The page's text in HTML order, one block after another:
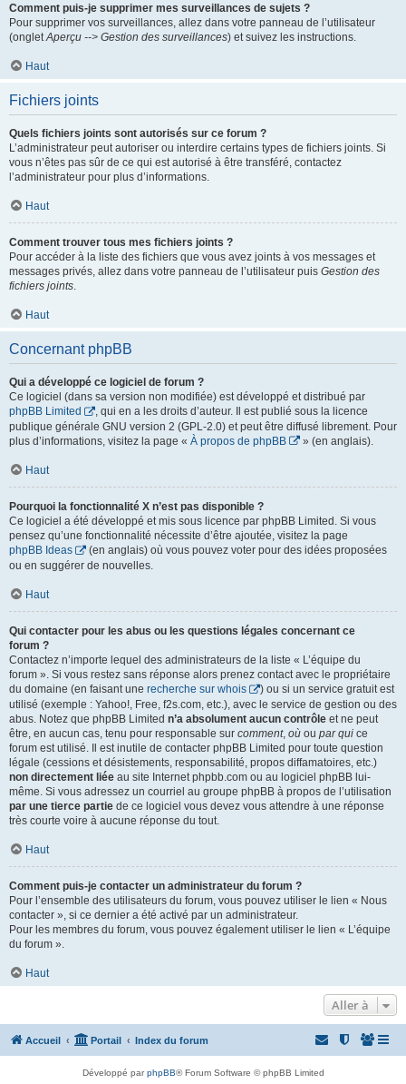
Comment puis-je supprimer mes surveillances de sujets ?
Pour supprimer vos surveillances, allez dans votre panneau de l’utilisateur
(ongletAperçu --> Gestion des surveillances) et suivez les instructions.
Haut
Fichiers joints
Quels fichiers joints sont autorisés sur ce forum ?
L’administrateur peut autoriser ou interdire certains types de fichiers joints. Si
vous n’êtes pas sûr de ce qui est autorisé à être transféré, contactez
l’administrateur pour plus d’informations.
Haut
Comment trouver tous mes fichiers joints ?
Pour accéder à la liste des fichiers que vous avez joints à vos messages et
messages privés, allez dans votre panneau de l’utilisateur puis Gestion des
fichiers joints.
Haut
Concernant phpBB
Qui a développé ce logiciel de forum ?
Ce logiciel (dans sa version non modifiée) est développé et distribué par
phpBB Limited
, qui en a les droits d’auteur. Il est publié sous la licence
publique générale GNU version 2 (GPL-2.0) et peut être diffusé librement. Pour
plus d’informations, visitez la page « À propos de phpBB » (en anglais).
Haut
Pourquoi la fonctionnalité X n’est pas disponible ?
Ce logiciel a été développé et mis sous licence par phpBB Limited. Si vous
pensez qu’une fonctionnalité nécessite d’être ajoutée, visitez la page
phpBB Ideas
(en anglais) où vous pouvez voter pour des idées proposées
ou en suggérer de nouvelles.
Haut
Qui contacter pour les abus ou les questions légales concernant ce
forum ?
Contactez n’importe lequel des administrateurs de la liste « L’équipe du
forum ». Si vous restez sans réponse alors prenez contact avec le propriétaire
du domaine (en faisant une recherche sur whois
) ou si un service gratuit est
utilisé (exemple : Yahoo!, Free, f2s.com, etc.), avec le service de gestion ou des
abus. Notez que phpBB Limited n’a absolument aucun contrôle et ne peut
être, en aucun cas, tenu pour responsable sur comment, où ou par qui ce
forum est utilisé. Il est inutile de contacter phpBB Limited pour toute question
légale (cessions et désistements, responsabilité, propos diffamatoires, etc.)
non directement liée au site Internet phpbb.com ou au logiciel phpBB lui-
même. Si vous adressez un courriel au groupe phpBB à propos de l’utilisation
par une tierce partie de ce logiciel vous devez vous attendre à une réponse
très courte voire à aucune réponse du tout.
Haut
Comment puis-je contacter un administrateur du forum ?
Pour l’ensemble des utilisateurs du forum, vous pouvez utiliser le lien « Nous
contacter », si ce dernier a été activé par un administrateur.
Pour les membres du forum, vous pouvez également utiliser le lien « L’équipe
du forum ».
Haut
Aller à
Accueil Portail Index du forum
Développé parphpBB® Forum Software © phpBB Limited